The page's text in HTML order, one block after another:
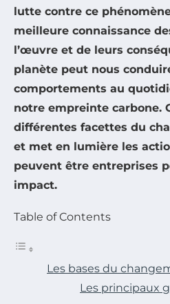
lutte contre ce
meilleure connaissance
l’œuvre et de leurs
planète peut nous
comportements au
notre empreinte carbone.
différentes facettes du
et met en lumière les
peuvent être entreprises
impact.
Table of Contents
Les bases du
Les principaux